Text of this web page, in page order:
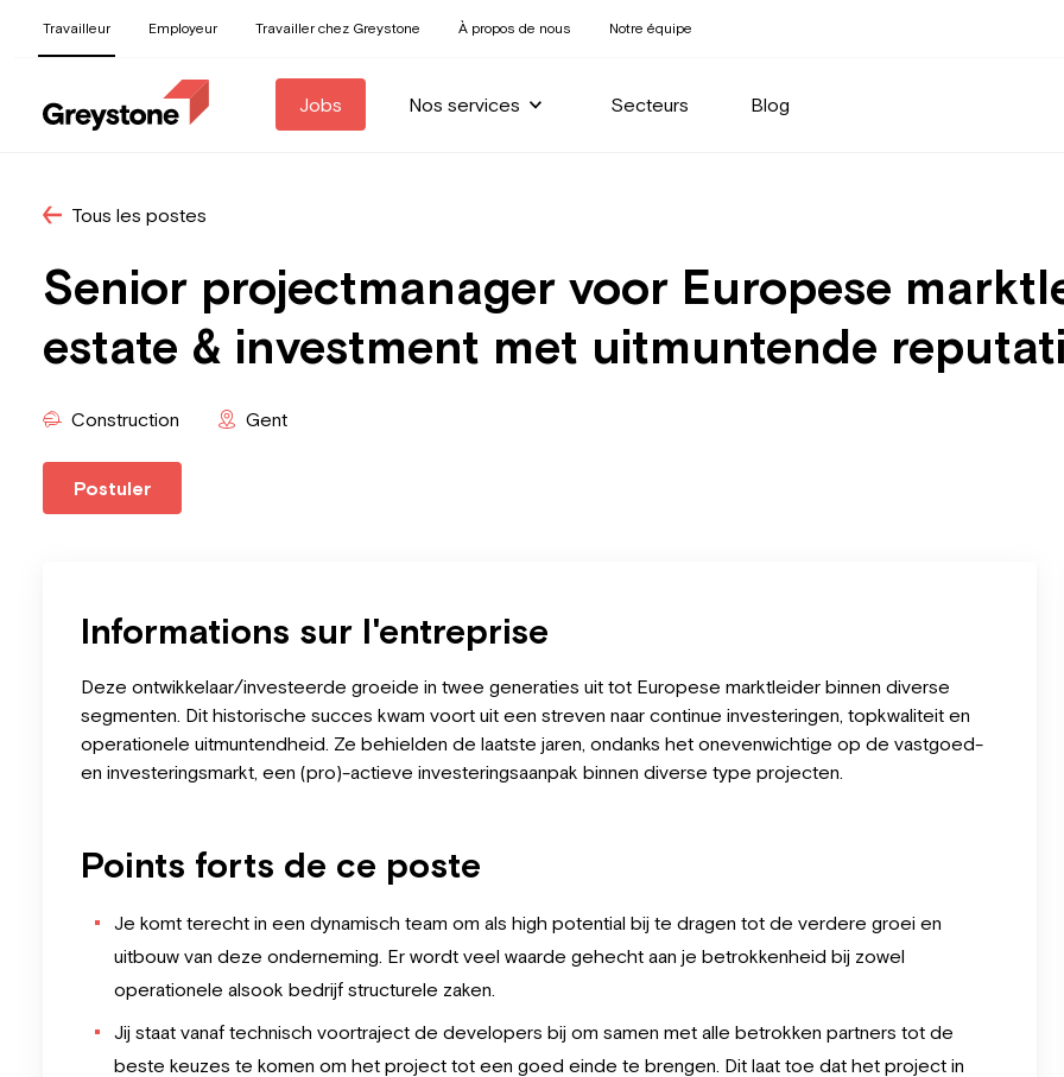
Travailleur Employeur Travailler chez Greystone À propos de nous Notre équipe
Jobs Nos services Secteurs Blog
Tous les postes
Senior projectmanager voor Europese
estate & investment met uitmuntende
Construction Gent
Postuler
Informations sur l'entreprise
Deze ontwikkelaar/investeerde groeide in twee generaties uit tot Europese marktleider binnen diverse
segmenten. Dit historische succes kwam voort uit een streven naar continue investeringen, topkwaliteit en
operationele uitmuntendheid. Ze behielden de laatste jaren, ondanks het onevenwichtige op de vastgoed-
en investeringsmarkt, een (pro)-actieve investeringsaanpak binnen diverse type projecten.
Points forts de ce poste
Je komt terecht in een dynamisch team om als high potential bij te dragen tot de verdere groei en
uitbouw van deze onderneming. Er wordt veel waarde gehecht aan je betrokkenheid bij zowel
operationele alsook bedrijf structurele zaken.
Jij staat vanaf technisch voortraject de developers bij om samen met alle betrokken partners tot de
beste keuzes te komen om het project tot een goed einde te brengen. Dit laat toe dat het project in